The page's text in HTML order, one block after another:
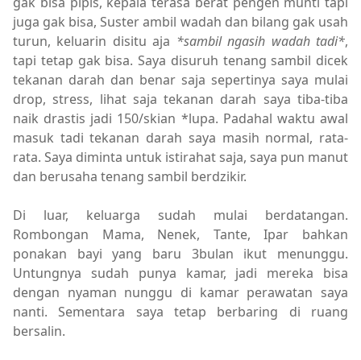
juga gak bisa, Suster ambil wadah dan bilang gak usah
turun, keluarin disitu aja *sambil ngasih wadah tadi*,
tapi tetap gak bisa. Saya disuruh tenang sambil dicek
tekanan darah dan benar saja sepertinya saya mulai
drop, stress, lihat saja tekanan darah saya tiba-tiba
naik drastis jadi 150/skian *lupa. Padahal waktu awal
masuk tadi tekanan darah saya masih normal, rata-
rata. Saya diminta untuk istirahat saja, saya pun manut
dan berusaha tenang sambil berdzikir.
Di luar, keluarga sudah mulai berdatangan.
Rombongan Mama, Nenek, Tante, Ipar bahkan
ponakan bayi yang baru 3bulan ikut menunggu.
Untungnya sudah punya kamar, jadi mereka bisa
dengan nyaman nunggu di kamar perawatan saya
nanti. Sementara saya tetap berbaring di ruang
bersalin.